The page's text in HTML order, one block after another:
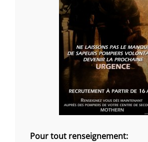
Pour tout renseignement: